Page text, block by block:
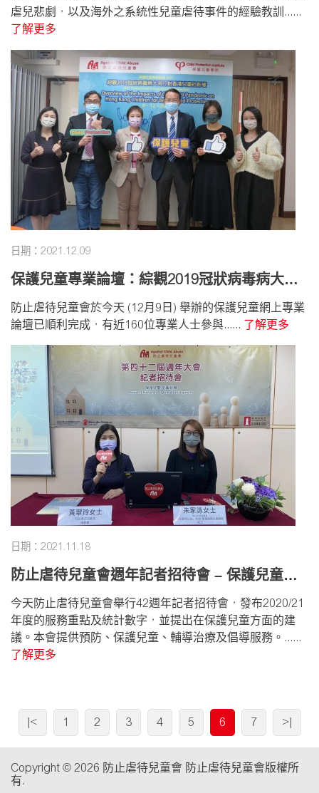
虐兒悲劇，以及海外之系統性兒童虐待事件的經驗教訓......
了解更多
日期：2021.12.09
保護兒童專業論壇：綜觀2019冠狀病毒病大流
防止虐待兒童會於今天 (12月9日) 舉辦的保護兒童網上專業
論壇已順利完成，有近160位專業人士參與...... 了解更多
日期：2021.11.18
防止虐待兒童會週年記者招待會 – 保護兒童‧
今天防止虐待兒童會舉行42週年記者招待會，發布2020/21
年度的服務重點及統計數字，並提出在保護兒童方面的建
議。本會提供預防、保護兒童、輔導治療及倡導服務。......
了解更多
|< 1 2 3 4 5 6 7 >|
Copyright © 2026 防止虐待兒童會 防止虐待兒童會版權所
有.